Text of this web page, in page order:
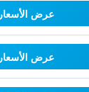
عرض الأسعار
عرض الأسعار